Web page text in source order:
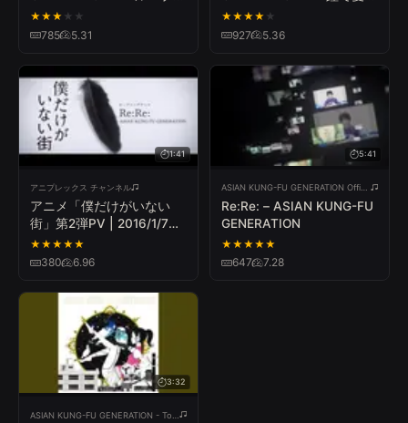
ループ』
★★★ ★ ★
785 5.31
打ち鳴らせ』
★★★★ ★
927 5.36
1:41
アニプレックス チャンネル
アニメ「僕だけがいない
街」第2弾PV | 2016/1/7よ
り放送
★★★★★
380 6.96
5:41
ASIAN KUNG-FU GENERATION Official YouTube Channel
Re:Re: – ASIAN KUNG-FU
GENERATION
★★★★★
647 7.28
3:32